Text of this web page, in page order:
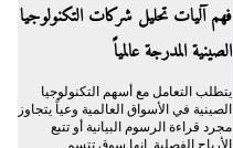
فهم آليات تحليل شركات التكنولوجيا
الصينية المدرجة عالمياً
يتطلب التعامل مع أسهم التكنولوجيا
الصينية في الأسواق العالمية وعياً يتجاوز
مجرد قراءة الرسوم البيانية أو تتبع
الأرباح الفصلية. إنها سوق تتسم